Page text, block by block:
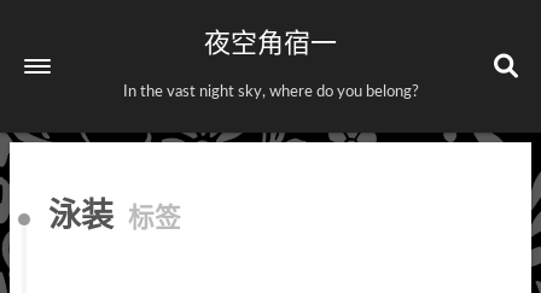
夜空角宿一
In the vast night sky, where do you belong?
关于
泳装 标签